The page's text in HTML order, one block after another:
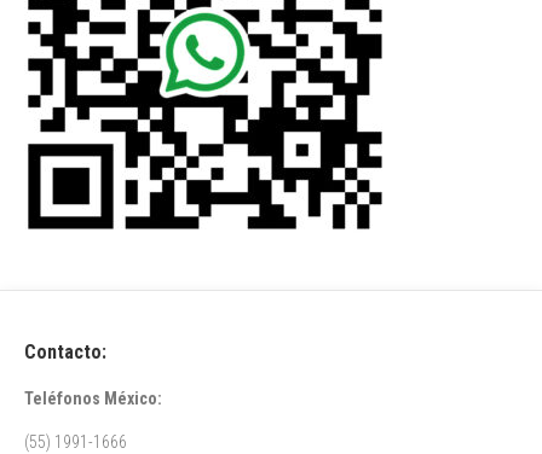
Contacto:
Teléfonos México:
(55) 1991-1666